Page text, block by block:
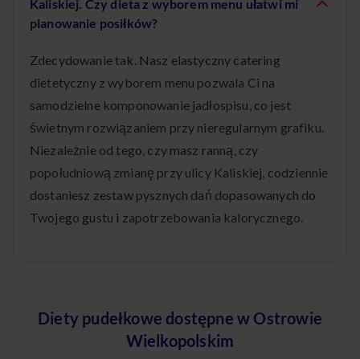
Kaliskiej. Czy dieta z wyborem menu ułatwi mi
planowanie posiłków?
Zdecydowanie tak. Nasz elastyczny catering
dietetyczny z wyborem menu pozwala Ci na
samodzielne komponowanie jadłospisu, co jest
świetnym rozwiązaniem przy nieregularnym grafiku.
Niezależnie od tego, czy masz ranną, czy
popołudniową zmianę przy ulicy Kaliskiej, codziennie
dostaniesz zestaw pysznych dań dopasowanych do
Twojego gustu i zapotrzebowania kalorycznego.
Diety pudełkowe dostępne w Ostrowie
Wielkopolskim